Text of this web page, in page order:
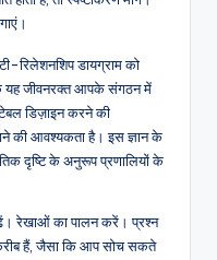
रिलेशनशिप डायग्राम को
यह जीवनरक्त आपके संगठन में
डिज़ाइन करने की
की आवश्यकता है। इस ज्ञान के
दृष्टि के अनुरूप प्रणालियों के
रेखाओं का पालन करें। प्रश्न
हैं, जैसा कि आप सोच सकते